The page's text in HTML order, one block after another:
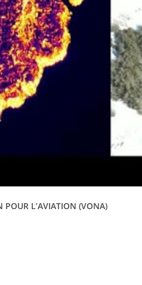
POUR L’AVIATION (VONA)